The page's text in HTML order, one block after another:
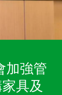
加強管
具及